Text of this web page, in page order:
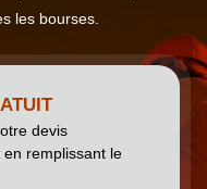
les bourses.
devis
remplissant le